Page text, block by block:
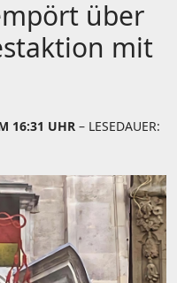
über
mit
16:31 UHR – LESEDAUER: